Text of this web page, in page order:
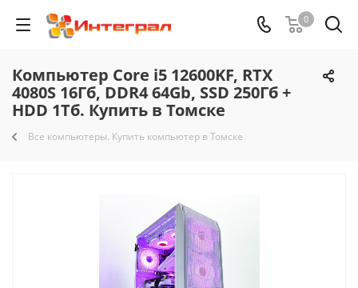
0
Компьютер Core i5 12600KF, RTX
4080S 16Гб, DDR4 64Gb, SSD 250Гб +
HDD 1Тб. Купить в Томске
Все компьютеры. Купить компьютер в Томске